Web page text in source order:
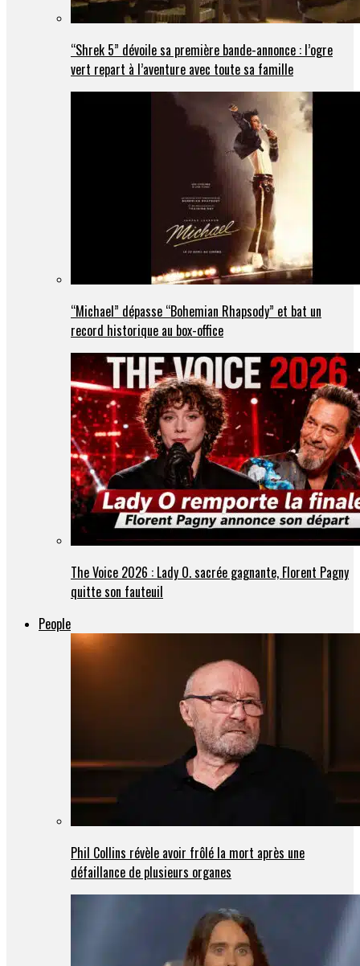
“Shrek 5” dévoile sa première bande-annonce : l’ogre
vert repart à l’aventure avec toute sa famille
“Michael” dépasse “Bohemian Rhapsody” et bat un
record historique au box-office
The Voice 2026 : Lady O. sacrée gagnante, Florent Pagny
quitte son fauteuil
People
Phil Collins révèle avoir frôlé la mort après une
défaillance de plusieurs organes